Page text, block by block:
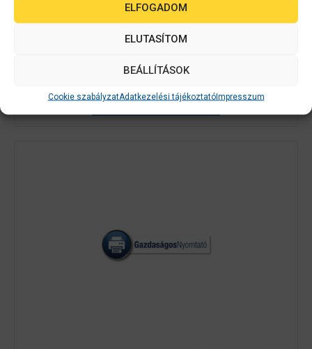
ELFOGADOM
ELUTASÍTOM
BEÁLLÍTÁSOK
Cookie szabályzatAdatkezelési tájékoztatóImpresszum
WF-C879R/WF-C2XXXX Multi fax board
a
z
-
ő
Érdeklődjön
AJÁNLATOT KÉREK